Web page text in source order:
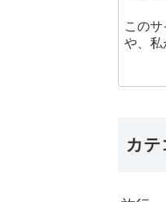
この
や、私
カテ